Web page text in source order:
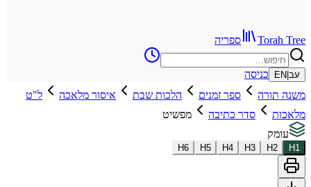
ספריה
כניסה
ספר זמנים הלכות שבת איסור מלאכה
ל"ט
סדר כתיבה
מפשיט
H3
H4
H5
H6